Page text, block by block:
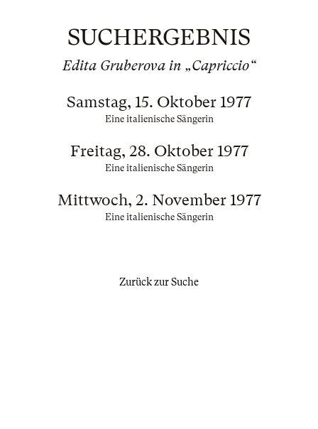
SUCHERGEBNIS
Edita Gruberova in „Capriccio“
Samstag, 15. Oktober 1977
Eine italienische Sängerin
Freitag, 28. Oktober 1977
Eine italienische Sängerin
Mittwoch, 2. November 1977
Eine italienische Sängerin
Zurück zur Suche